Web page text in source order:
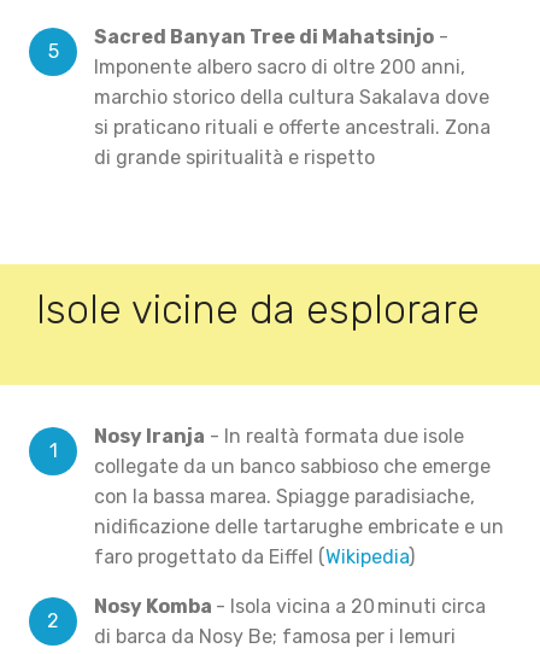
Sacred Banyan Tree di Mahatsinjo -
Imponente albero sacro di oltre 200 anni,
marchio storico della cultura Sakalava dove
si praticano rituali e offerte ancestrali. Zona
di grande spiritualità e rispetto
Isole vicine da esplorare
Nosy Iranja - In realtà formata due isole
collegate da un banco sabbioso che emerge
con la bassa marea. Spiagge paradisiache,
nidificazione delle tartarughe embricate e un
faro progettato da Eiffel (Wikipedia)
Nosy Komba - Isola vicina a 20 minuti circa
di barca da Nosy Be; famosa per i lemuri